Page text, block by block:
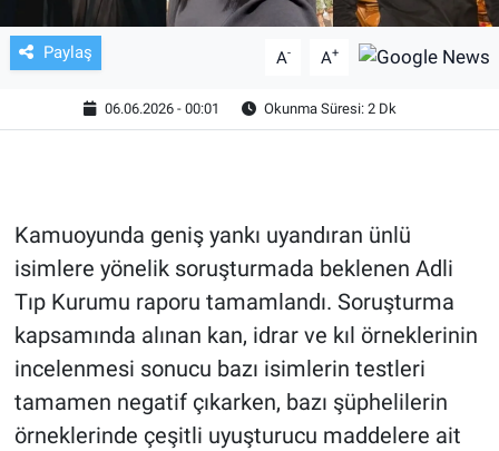
Paylaş A- A+
06.06.2026 - 00:01 Okunma Süresi: 2 Dk
Kamuoyunda geniş yankı uyandıran ünlü
isimlere yönelik soruşturmada beklenen Adli
Tıp Kurumu raporu tamamlandı. Soruşturma
kapsamında alınan kan, idrar ve kıl örneklerinin
incelenmesi sonucu bazı isimlerin testleri
tamamen negatif çıkarken, bazı şüphelilerin
örneklerinde çeşitli uyuşturucu maddelere ait
ASAYİŞ
EKONOMİ
EĞİTİM
HABERDE İNSAN
POLİTİKA
SPOR
MAGAZİN